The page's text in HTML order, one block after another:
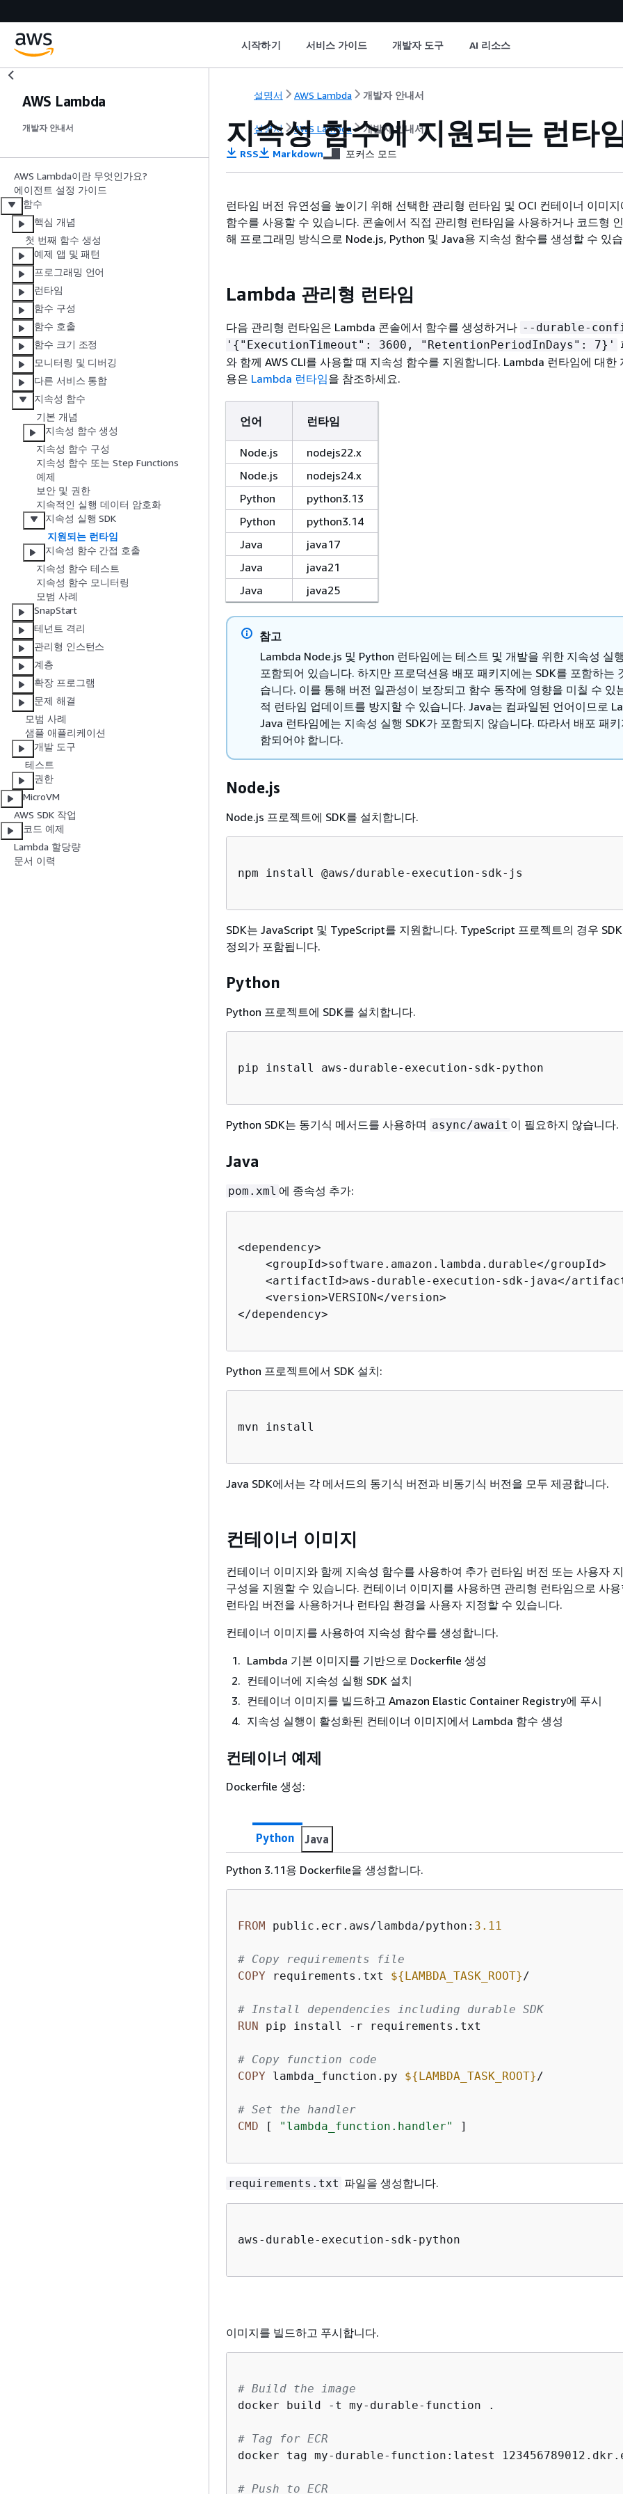
시작하기 서비스 가이드 개발자 도구 AI 리소스
AWS Lambda
개발자 안내서
AWS Lambda이란 무엇인가요?
에이전트 설정 가이드
함수
핵심 개념
첫 번째 함수 생성
예제 앱 및 패턴
프로그래밍 언어
런타임
함수 구성
함수 호출
함수 크기 조정
모니터링 및 디버깅
다른 서비스 통합
지속성 함수
기본 개념
지속성 함수 생성
지속성 함수 구성
지속성 함수 또는 Step Functions
예제
보안 및 권한
지속적인 실행 데이터 암호화
지속성 실행 SDK
지원되는 런타임
지속성 함수 간접 호출
지속성 함수 테스트
지속성 함수 모니터링
모범 사례
SnapStart
테넌트 격리
관리형 인스턴스
계층
확장 프로그램
문제 해결
모범 사례
샘플 애플리케이션
개발 도구
테스트
권한
MicroVM
AWS SDK 작업
코드 예제
Lambda 할당량
문서 이력
설명서 AWS Lambda 개발자 안내서
설명서 AWS Lambda 개발자 안내서
지속성 함수에 지원되는 런타
RSS Markdown 포커스 모드
런타임 버전 유연성을 높이기 위해 선택한 관리형 런타임 및 OCI 컨테이너 이미
함수를 사용할 수 있습니다. 콘솔에서 직접 관리형 런타임을 사용하거나 코드형
해 프로그래밍 방식으로 Node.js, Python 및 Java용 지속성 함수를 생성할 수 있
Lambda 관리형 런타임
다음 관리형 런타임은 Lambda 콘솔에서 함수를 생성하거나 --durable-
' { "ExecutionTimeout": 3600, "RetentionPeriodInDays": 7}'
와 함께 AWS CLI를 사용할 때 지속성 함수를 지원합니다. Lambda 런타임에 대한
용은 Lambda 런타임을 참조하세요.
언어 런타임
Node.js
nodejs22.x
Node.js
nodejs24.x
Python
python3.13
Python
python3.14
Java
java17
Java
java21
Java
java25
참고
Lambda Node.js 및 Python 런타임에는 테스트 및 개발을 위한 지속성 실
포함되어 있습니다. 하지만 프로덕션용 배포 패키지에는 SDK를 포함하는
습니다. 이를 통해 버전 일관성이 보장되고 함수 동작에 영향을 미칠 수 있
적 런타임 업데이트를 방지할 수 있습니다. Java는 컴파일된 언어이므로
Java 런타임에는 지속성 실행 SDK가 포함되지 않습니다. 따라서 배포 패
함되어야 합니다.
Node.js
Node.js 프로젝트에 SDK를 설치합니다.
npm install @aws/durable-execution-sdk-js
SDK는 JavaScript 및 TypeScript를 지원합니다. TypeScript 프로젝트의 경우
정의가 포함됩니다.
Python
Python 프로젝트에 SDK를 설치합니다.
pip install aws-durable-execution-sdk-python
Python SDK는 동기식 메서드를 사용하며 async/await 이 필요하지 않습니다.
Java
pom.xml 에 종속성 추가:
<dependency>
    <groupId>software.amazon.lambda.durable</groupId>
<artifactId>aws-durable-execution-sdk-java</
    <version>VERSION</version>
</dependency>
Python 프로젝트에서 SDK 설치:
mvn install
Java SDK에서는 각 메서드의 동기식 버전과 비동기식 버전을 모두 제공합니다.
컨테이너 이미지
컨테이너 이미지와 함께 지속성 함수를 사용하여 추가 런타임 버전 또는 사용자
구성을 지원할 수 있습니다. 컨테이너 이미지를 사용하면 관리형 런타임으로 사
런타임 버전을 사용하거나 런타임 환경을 사용자 지정할 수 있습니다.
컨테이너 이미지를 사용하여 지속성 함수를 생성합니다.
Lambda 기본 이미지를 기반으로 Dockerfile 생성
컨테이너에 지속성 실행 SDK 설치
컨테이너 이미지를 빌드하고 Amazon Elastic Container Registry에 푸시
지속성 실행이 활성화된 컨테이너 이미지에서 Lambda 함수 생성
컨테이너 예제
Dockerfile 생성:
Python Java
Python 3.11용 Dockerfile을 생성합니다.
FROM public.ecr.aws/lambda/python: 3.11
# Copy requirements file
COPY requirements.txt ${LAMBDA_TASK_ROOT}/
# Install dependencies including durable SDK
RUN pip install -r requirements.txt
# Copy function code
COPY lambda_function.py ${LAMBDA_TASK_ROOT}/
# Set the handler
CMD [ "lambda_function.handler" ]
requirements.txt 파일을 생성합니다.
aws-durable-execution-sdk-python
이미지를 빌드하고 푸시합니다.
# Build the image
docker build -t my-durable-function .
# Tag for ECR
docker tag my-durable-function:latest
# Push to ECR